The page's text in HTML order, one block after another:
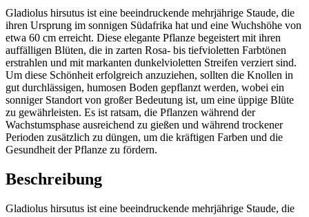
Gladiolus hirsutus ist eine beeindruckende mehrjährige Staude, die
ihren Ursprung im sonnigen Südafrika hat und eine Wuchshöhe von
etwa 60 cm erreicht. Diese elegante Pflanze begeistert mit ihren
auffälligen Blüten, die in zarten Rosa- bis tiefvioletten Farbtönen
erstrahlen und mit markanten dunkelvioletten Streifen verziert sind.
Um diese Schönheit erfolgreich anzuziehen, sollten die Knollen in
gut durchlässigen, humosen Boden gepflanzt werden, wobei ein
sonniger Standort von großer Bedeutung ist, um eine üppige Blüte
zu gewährleisten. Es ist ratsam, die Pflanzen während der
Wachstumsphase ausreichend zu gießen und während trockener
Perioden zusätzlich zu düngen, um die kräftigen Farben und die
Gesundheit der Pflanze zu fördern.
Beschreibung
Gladiolus hirsutus ist eine beeindruckende mehrjährige Staude, die